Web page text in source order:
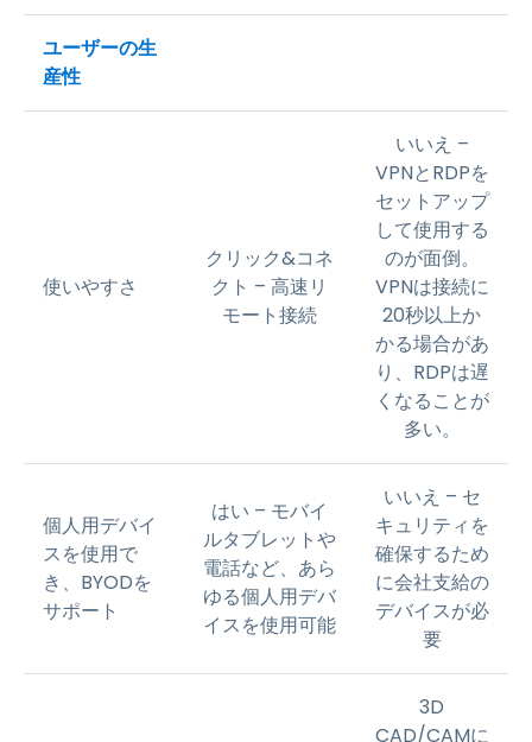
ユーザーの生
産性
使いやすさ
クリック&コネ
クト – 高速リ
モート接続
いいえ –
VPNとRDPを
セットアップ
して使用する
のが面倒。
VPNは接続に
20秒以上か
かる場合があ
り、RDPは遅
くなることが
多い。
個人用デバイ
スを使用で
き、BYODを
サポート
はい – モバイ
ルタブレットや
電話など、あら
ゆる個人用デバ
イスを使用可能
いいえ – セ
キュリティを
確保するため
に会社支給の
デバイスが必
要
3D
CAD/CAMに